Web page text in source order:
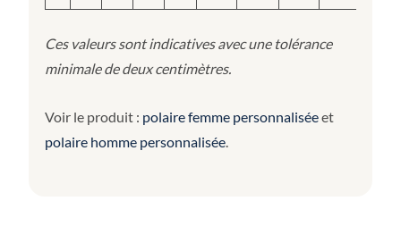
Ces valeurs sont indicatives avec une tolérance
minimale de deux centimètres.
Voir le produit : polaire femme personnaliséeet
polaire homme personnalisée.